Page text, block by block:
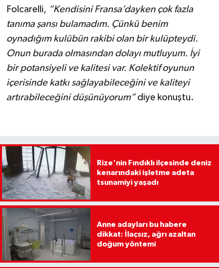
Folcarelli, “Kendisini Fransa’dayken çok fazla
tanıma şansı bulamadım. Çünkü benim
oynadığım kulübün rakibi olan bir kulüpteydi.
Onun burada olmasından dolayı mutluyum. İyi
bir potansiyeli ve kalitesi var. Kolektif oyunun
içerisinde katkı sağlayabileceğini ve kaliteyi
artırabileceğini düşünüyorum”diye konuştu.
Rize'nin Fındıklı ilçesinde deniz
kenarındaki işletme adeta
tsunamiyi yaşadı
Anne adayları bu habere
dikkat: İlaçsız, ağrı azaltan
doğum yöntemi